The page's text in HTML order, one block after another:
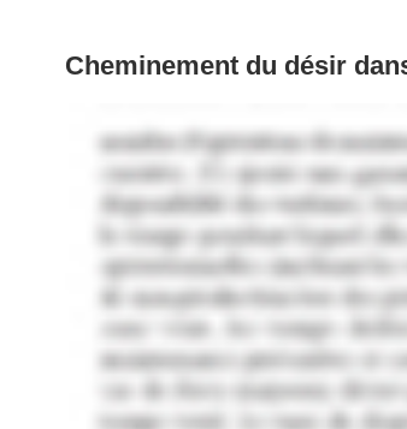
Cheminement du désir